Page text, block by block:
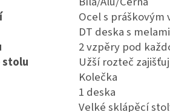
Ocel s
DT deska s
2 vzpěry pod
stolu
Užší rozteč
Kolečka
1 deska
Velké sklápěcí